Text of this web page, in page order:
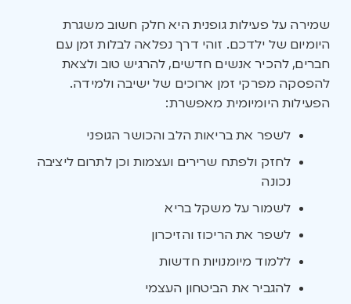
שמירה על פעילות גופנית היא חלק חשוב משגרת
היומיום של ילדכם. זוהי דרך נפלאה לבלות זמן עם
חברים, להכיר אנשים חדשים, להרגיש טוב ולצאת
להפסקה מפרקי זמן ארוכים של ישיבה ולמידה.
הפעילות היומיומית מאפשרת:
לשפר את בריאות הלב והכושר הגופני
לחזק ולפתח שרירים ועצמות וכן לתרום ליציבה
נכונה
לשמור על משקל בריא
לשפר את הריכוז והזיכרון
ללמוד מיומנויות חדשות
להגביר את הביטחון העצמי